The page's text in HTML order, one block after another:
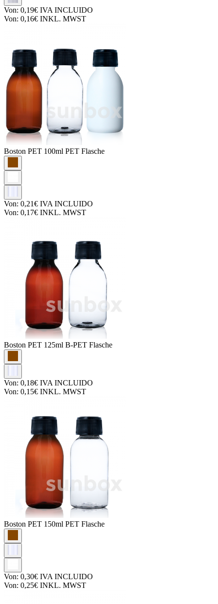
Von: 0,19€ IVA INCLUIDO
Von: 0,16€ INKL. MWST
Boston PET 100ml PET Flasche
Von: 0,21€ IVA INCLUIDO
Von: 0,17€ INKL. MWST
Boston PET 125ml B-PET Flasche
Von: 0,18€ IVA INCLUIDO
Von: 0,15€ INKL. MWST
Boston PET 150ml PET Flasche
Von: 0,30€ IVA INCLUIDO
Von: 0,25€ INKL. MWST